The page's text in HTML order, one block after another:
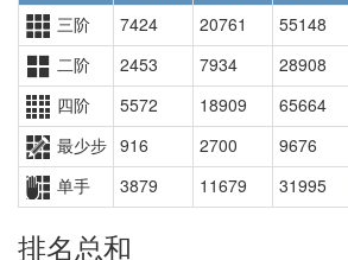
三阶
7424 20761 55148
二阶
2453 7934 28908
四阶
5572 18909 65664
最少步 916 2700 9676
单手
3879 11679 31995
排名总和